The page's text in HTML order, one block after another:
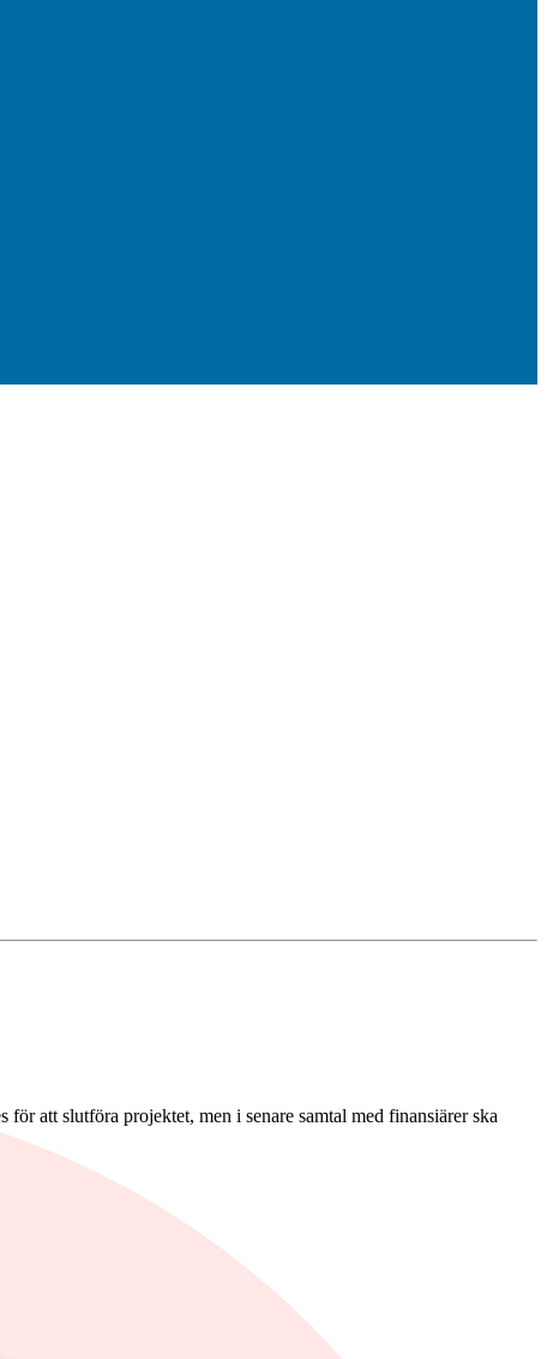
att slutföra projektet, men i senare samtal med finansiärer ska
under första kvartalet.